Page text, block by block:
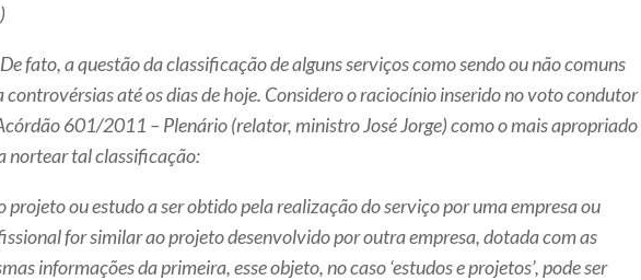
fato, a questão da classificação de alguns serviços como sendo ou não comuns
controvérsias até os dias de hoje. Considero o raciocínio inserido no voto condutor
601/2011 – Plenário (relator, ministro José Jorge) como o mais apropriado
nortear tal classificação:
o projeto ou estudo a ser obtido pela realização do serviço por uma empresa ou
for similar ao projeto desenvolvido por outra empresa, dotada com as
informações da primeira, esse objeto, no caso ‘estudos e projetos’, pode ser